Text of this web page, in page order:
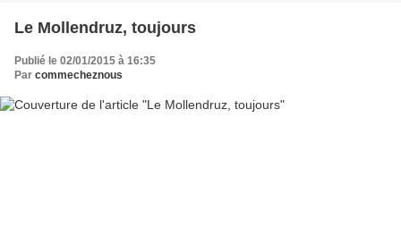
Le Mollendruz, toujours
Publié le 02/01/2015 à 16:35
Par commecheznous